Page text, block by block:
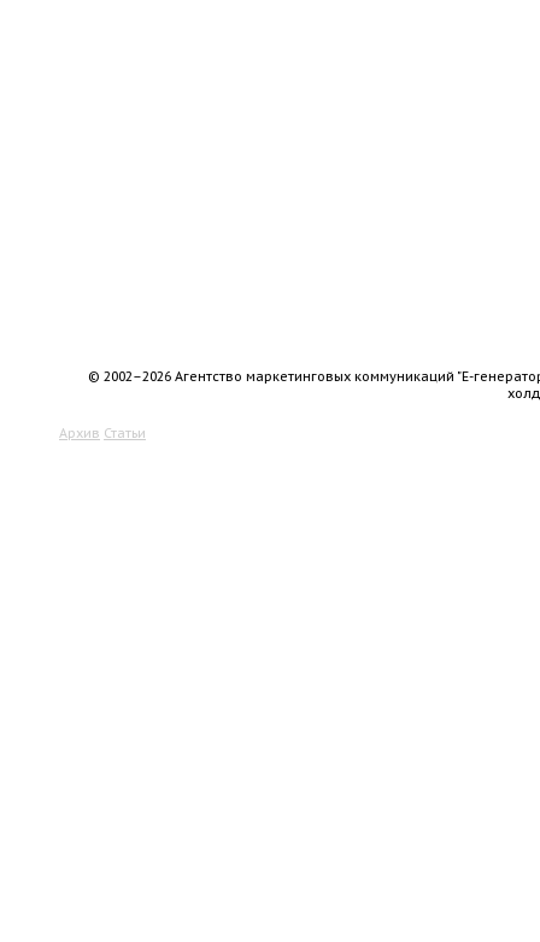
© 2002–2026 Агентство маркетинговых коммуникаций "Е-
Архив Статьи